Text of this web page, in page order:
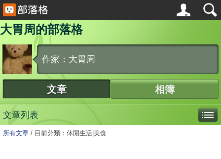
大胃周的部落格
作家：大胃周
文章 相簿
文章列表
所有文章 / 目前分類：休閒生活|美食